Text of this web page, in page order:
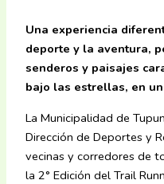
Una experiencia
deporte y la aventura,
senderos y paisajes
bajo las estrellas, en
La Municipalidad de
Dirección de Deportes y
vecinas y corredores de
la 2° Edición del Trail